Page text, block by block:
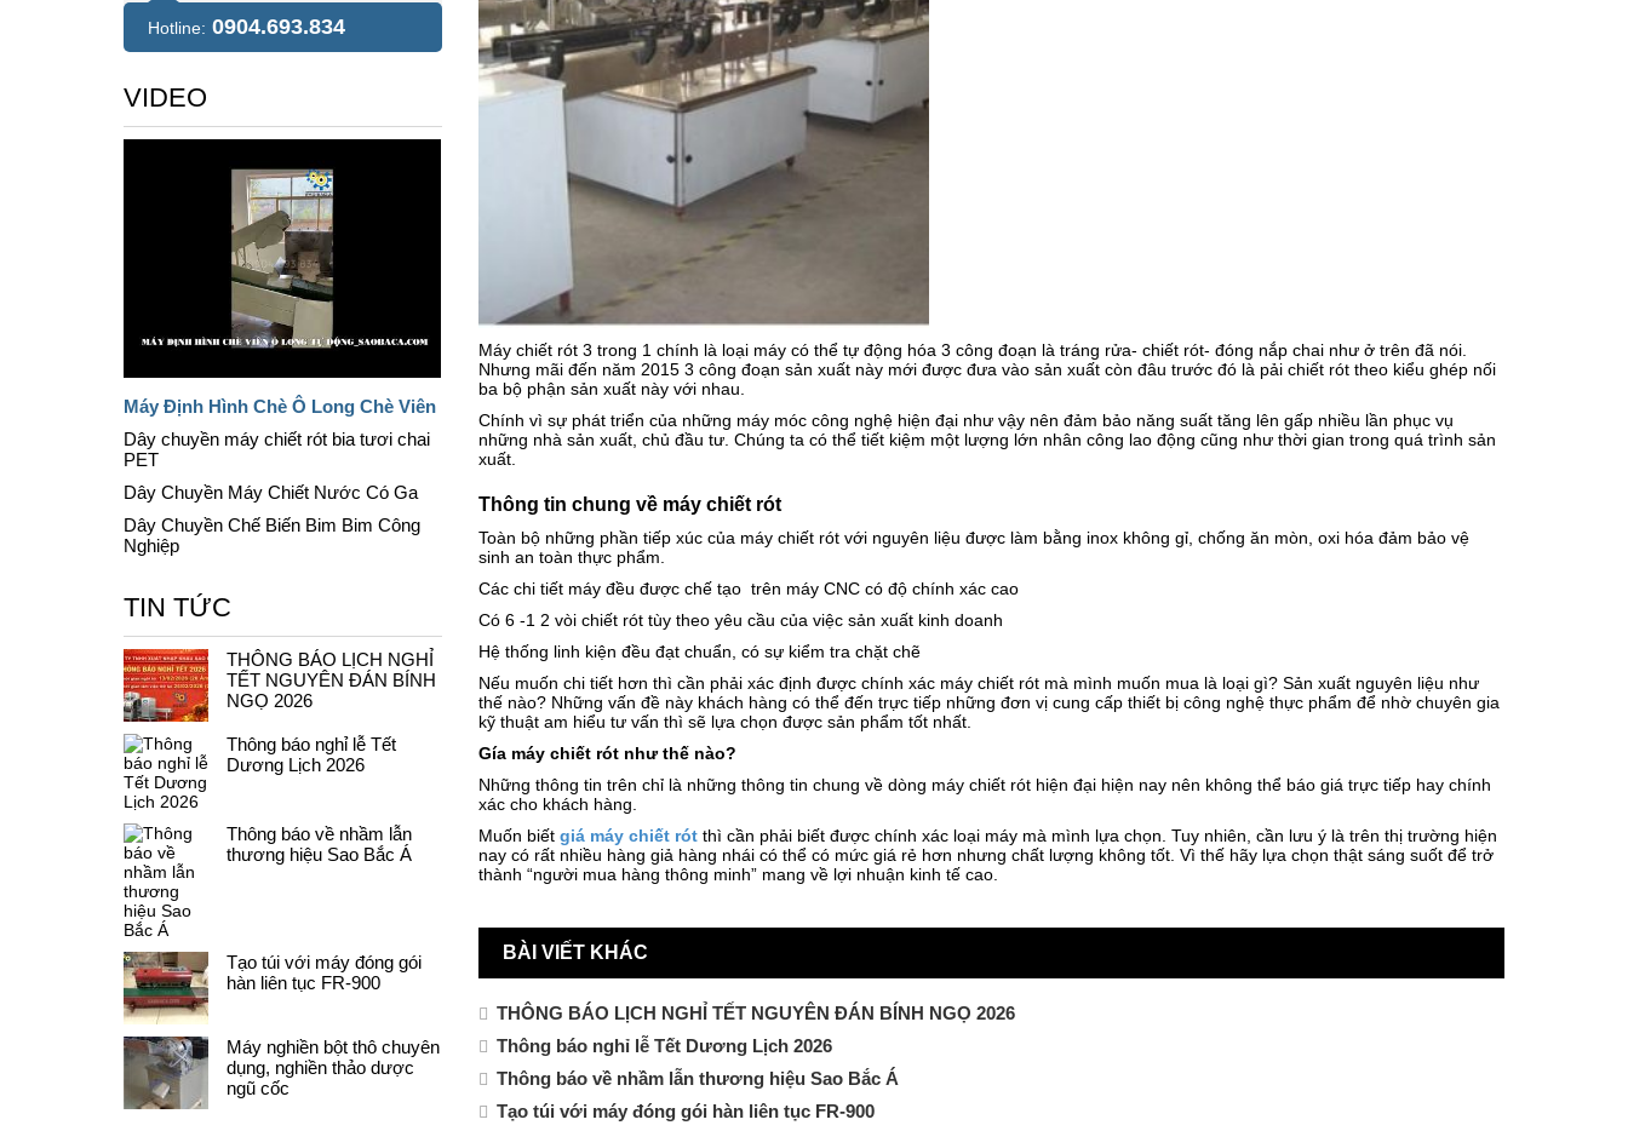
Máy chiết rót 3 trong 1 chính là loại máy có thể tự động hóa 3 công đoạn là tráng rửa- chiết rót- đóng nắp chai như ở trên đã nói.
Nhưng mãi đến năm 2015 3 công đoạn sản xuất này mới được đưa vào sản xuất còn đâu trước đó là pải chiết rót theo kiểu ghép nối
ba bộ phận sản xuất này với nhau.
Chính vì sự phát triển của những máy móc công nghệ hiện đại như vậy nên đảm bảo năng suất tăng lên gấp nhiều lần phục vụ
những nhà sản xuất, chủ đầu tư. Chúng ta có thể tiết kiệm một lượng lớn nhân công lao động cũng như thời gian trong quá trình sản
xuất.
Thông tin chung về máy chiết rót
Toàn bộ những phần tiếp xúc của máy chiết rót với nguyên liệu được làm bằng inox không gỉ, chống ăn mòn, oxi hóa đảm bảo vệ
sinh an toàn thực phẩm.
Các chi tiết máy đều được chế tạo trên máy CNC có độ chính xác cao
Có 6 -1 2 vòi chiết rót tùy theo yêu cầu của việc sản xuất kinh doanh
Hệ thống linh kiện đều đạt chuẩn, có sự kiểm tra chặt chẽ
Nếu muốn chi tiết hơn thì cần phải xác định được chính xác máy chiết rót mà mình muốn mua là loại gì? Sản xuất nguyên liệu như
thế nào? Những vấn đề này khách hàng có thể đến trực tiếp những đơn vị cung cấp thiết bị công nghệ thực phẩm để nhờ chuyên gia
kỹ thuật am hiểu tư vấn thì sẽ lựa chọn được sản phẩm tốt nhất.
Gía máy chiết rót như thế nào?
Những thông tin trên chỉ là những thông tin chung về dòng máy chiết rót hiện đại hiện nay nên không thể báo giá trực tiếp hay chính
xác cho khách hàng.
Muốn biết giá máy chiết rótthì cần phải biết được chính xác loại máy mà mình lựa chọn. Tuy nhiên, cần lưu ý là trên thị trường hiện
nay có rất nhiều hàng giả hàng nhái có thể có mức giá rẻ hơn nhưng chất lượng không tốt. Vì thế hãy lựa chọn thật sáng suốt để trở
thành “người mua hàng thông minh” mang về lợi nhuận kinh tế cao.
BÀI VIẾT KHÁC
THÔNG BÁO LỊCH NGHỈ TẾT NGUYÊN ĐÁN BÍNH NGỌ 2026
Thông báo nghỉ lễ Tết Dương Lịch 2026
Thông báo về nhầm lẫn thương hiệu Sao Bắc Á
Tạo túi với máy đóng gói hàn liên tục FR-900
Hotline: 0904.693.834
VIDEO
Máy Định Hình Chè Ô Long Chè Viên
Dây chuyền máy chiết rót bia tươi chai
PET
Dây Chuyền Máy Chiết Nước Có Ga
Dây Chuyền Chế Biến Bim Bim Công
Nghiệp
TIN TỨC
THÔNG BÁO LỊCH NGHỈ
TẾT NGUYÊN ĐÁN BÍNH
NGỌ 2026
Thông báo nghỉ lễ Tết
Dương Lịch 2026
Thông báo về nhầm lẫn
thương hiệu Sao Bắc Á
Tạo túi với máy đóng gói
hàn liên tục FR-900
Máy nghiền bột thô chuyên
dụng, nghiền thảo dược
ngũ cốc